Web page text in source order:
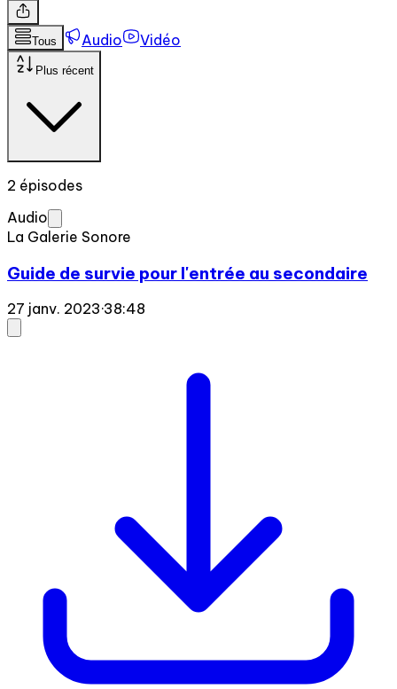
Tous Audio Vidéo
Plus récent
2 épisodes
Audio
La Galerie Sonore
Guide de survie pour l'entrée au secondaire
27 janv. 2023·38:48